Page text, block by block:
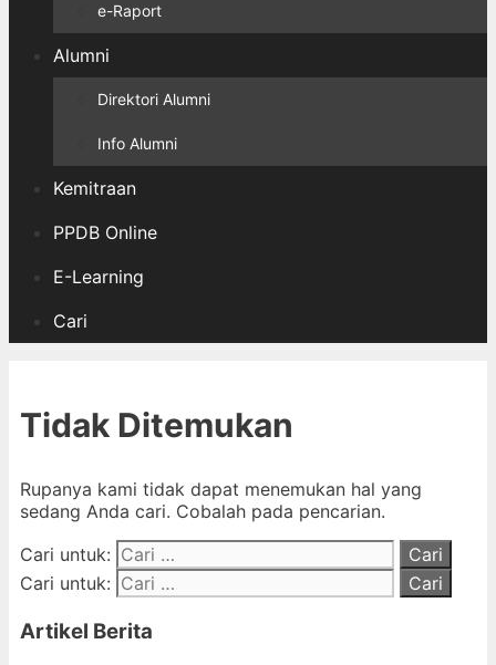
e-Raport
Alumni
Direktori Alumni
Info Alumni
Kemitraan
PPDB Online
E-Learning
Cari
Tidak Ditemukan
Rupanya kami tidak dapat menemukan hal yang
sedang Anda cari. Cobalah pada pencarian.
Cari untuk:
Cari untuk:
Artikel Berita